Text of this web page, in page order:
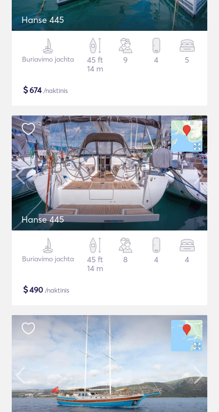
Hanse 445
Buriavimo jachta
45 ft
14 m
9 4 5
$674/naktinis
Hanse 445
Buriavimo jachta
45 ft
14 m
8 4 4
$490 /naktinis